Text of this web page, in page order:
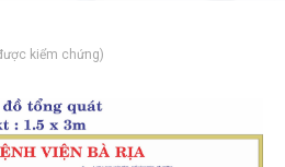
kiểm chứng)